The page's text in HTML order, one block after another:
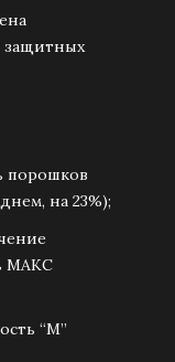
защитных
порошков
на 23%);
МАКС
“M”